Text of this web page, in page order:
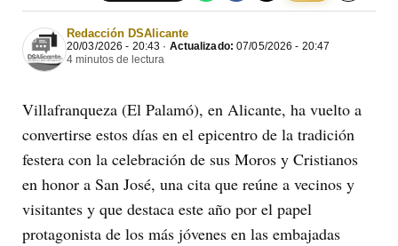
Redacción DSAlicante
20/03/2026 - 20:43 · Actualizado: 07/05/2026 - 20:47
4 minutos de lectura
Villafranqueza (El Palamó), en Alicante, ha vuelto a
convertirse estos días en el epicentro de la tradición
festera con la celebración de sus Moros y Cristianos
en honor a San José, una cita que reúne a vecinos y
visitantes y que destaca este año por el papel
protagonista de los más jóvenes en las embajadas